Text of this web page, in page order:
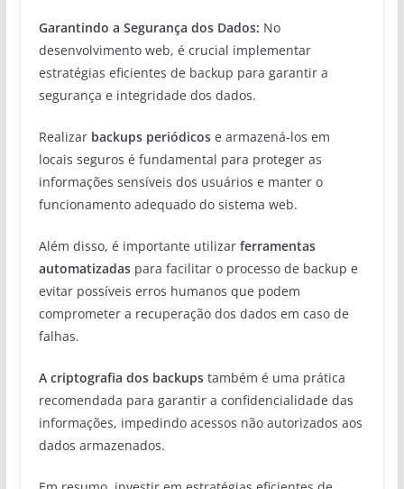
Garantindo a Segurança dos Dados: No
desenvolvimento web, é crucial implementar
estratégias eficientes de backup para garantir a
segurança e integridade dos dados.
Realizar backups periódicose armazená-los em
locais seguros é fundamental para proteger as
informações sensíveis dos usuários e manter o
funcionamento adequado do sistema web.
Além disso, é importante utilizar ferramentas
automatizadaspara facilitar o processo de backup e
evitar possíveis erros humanos que podem
comprometer a recuperação dos dados em caso de
falhas.
A criptografia dos backupstambém é uma prática
recomendada para garantir a confidencialidade das
informações, impedindo acessos não autorizados aos
dados armazenados.